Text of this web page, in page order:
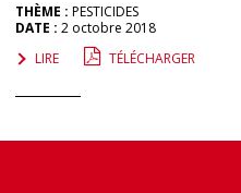
THÈME : PESTICIDES
DATE : 2 octobre 2018
LIRE
TÉLÉCHARGER